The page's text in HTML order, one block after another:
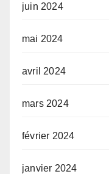
juin 2024
mai 2024
avril 2024
mars 2024
février 2024
janvier 2024